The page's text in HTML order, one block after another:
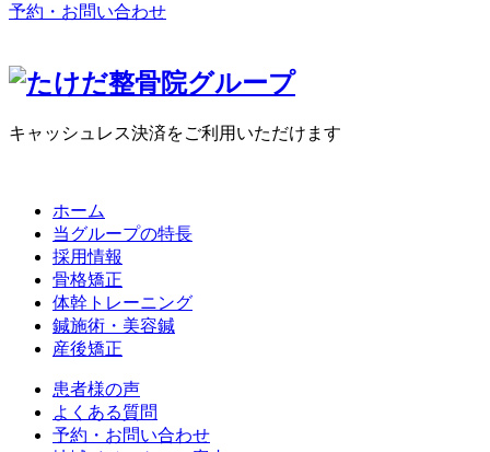
予約・お問い合わせ
キャッシュレス決済をご利用いただけます
ホーム
当グループの特長
採用情報
骨格矯正
体幹トレーニング
鍼施術・美容鍼
産後矯正
患者様の声
よくある質問
予約・お問い合わせ